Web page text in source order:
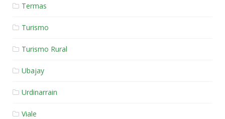
Termas
Turismo
Turismo Rural
Ubajay
Urdinarrain
Viale